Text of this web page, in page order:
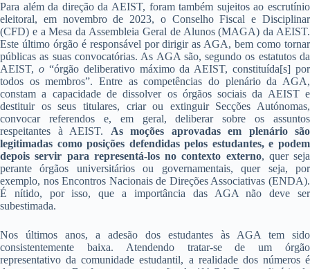
Para além da direção da AEIST, foram também sujeitos ao escrutínio
eleitoral, em novembro de 2023, o Conselho Fiscal e Disciplinar
(CFD) e a Mesa da Assembleia Geral de Alunos (MAGA) da AEIST.
Este último órgão é responsável por dirigir as AGA, bem como tornar
públicas as suas convocatórias. As AGA são, segundo os estatutos da
AEIST, o “órgão deliberativo máximo da AEIST, constituída[s] por
todos os membros”. Entre as competências do plenário da AGA,
constam a capacidade de dissolver os órgãos sociais da AEIST e
destituir os seus titulares, criar ou extinguir Secções Autónomas,
convocar referendos e, em geral, deliberar sobre os assuntos
respeitantes à AEIST. As moções aprovadas em plenário são
legitimadas como posições defendidas pelos estudantes, e podem
depois servir para representá-los no contexto externo, quer seja
perante órgãos universitários ou governamentais, quer seja, por
exemplo, nos Encontros Nacionais de Direções Associativas (ENDA).
É nítido, por isso, que a importância das AGA não deve ser
subestimada.
Nos últimos anos, a adesão dos estudantes às AGA tem sido
consistentemente baixa. Atendendo tratar-se de um órgão
representativo da comunidade estudantil, a realidade dos números é